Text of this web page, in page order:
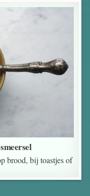
brood, bij toastjes of